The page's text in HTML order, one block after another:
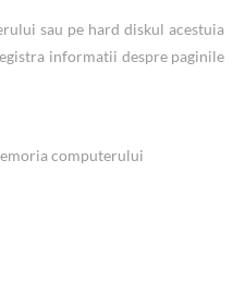
sau pe hard diskul acestuia
informatii despre paginile
computerului